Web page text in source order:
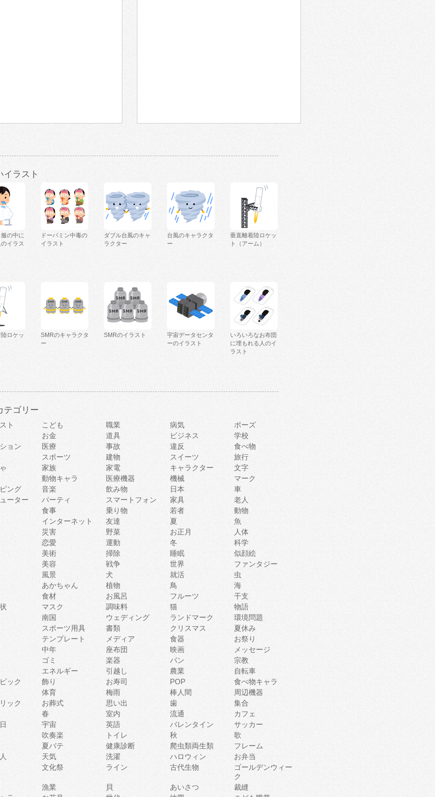
イラスト
の中に
イラス
ドーパミン中毒の
イラスト
ダブル台風のキャ
ラクター
台風のキャラクタ
ー
垂直離着陸ロケッ
ト（アーム）
ロケッ
SMRのキャラクタ
ー
SMRのイラスト
宇宙データセンタ
ーのイラスト
いろいろなお布団
に埋もれる人のイ
ラスト
テゴリー
ト こども 職業 病気
ポーズ
お金
道具 ビジネス
学校
ョン
医療 事故 違反
食べ物
スポーツ
建物 スイーツ
旅行
家族 家電 キャラクター
文字
動物キャラ
医療機器 機械
マーク
ング
音楽 飲み物 日本
車
ーター
パーティ スマートフォン 家具
老人
食事
乗り物 若者
動物
インターネット
友達 夏
魚
災害
野菜 お正月
人体
恋愛
運動 冬
科学
美術
掃除 睡眠
似顔絵
美容
戦争 世界
ファンタジー
風景
犬 就活
虫
あかちゃん
植物 鳥
海
食材
お風呂 フルーツ
干支
マスク 調味料 猫
物語
南国
ウェディング ランドマーク
環境問題
スポーツ用具
書類 クリスマス
夏休み
テンプレート
メディア 食器
お祭り
中年
座布団 映画
メッセージ
ゴミ
楽器 パン
宗教
エネルギー
引越し 農業
自転車
ック
飾り お寿司 POP
食べ物キャラ
体育
梅雨 棒人間
周辺機器
ック
お葬式 思い出 歯
集合
春
室内 流通
カフェ
宇宙 英語 バレンタイン
サッカー
吹奏楽
トイレ 秋
歌
夏バテ
健康診断 爬虫類両生類
フレーム
天気 洗濯 ハロウィン
お弁当
文化祭
ライン 古代生物
ゴールデンウィー
ク
漁業
貝 あいさつ
裁縫